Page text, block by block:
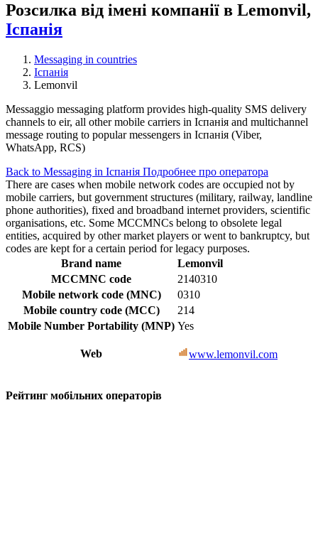
Розсилка від імені компанії в Lemonvil,
Іспанія
Messaging in countries
Іспанія
Lemonvil
Messaggio messaging platform provides high-quality SMS delivery
channels to eir, all other mobile carriers in Іспанія and multichannel
message routing to popular messengers in Іспанія (Viber,
WhatsApp, RCS)
Back to Messaging in Іспанія Подробнее про оператора
There are cases when mobile network codes are occupied not by
mobile carriers, but government structures (military, railway, landline
phone authorities), fixed and broadband internet providers, scientific
organisations, etc. Some MCCMNCs belong to obsolete legal
entities, acquired by other market players or went to bankruptcy, but
codes are kept for a certain period for legacy purposes.
Brand name
Lemonvil
MCCMNC code
2140310
Mobile network code (MNC)
0310
Mobile country code (MCC)
214
Mobile Number Portability (MNP) Yes
Web www.lemonvil.com
Рейтинг мобільних операторів